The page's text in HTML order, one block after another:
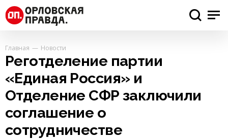
Главная Новости
Реготделение партии
«Единая Россия» и
Отделение СФР заключили
соглашение о
сотрудничестве